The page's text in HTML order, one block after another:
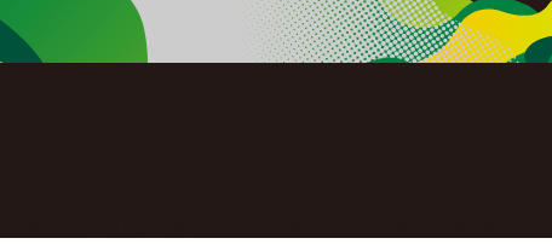
レ
スN-1 VICTORY 2020